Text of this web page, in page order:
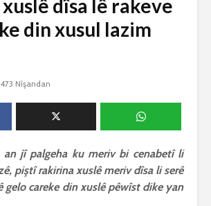
dîsa lê rakeve
din xusul lazim
Nîşandan
an jî palgeha ku meriv bi cenabetî li
piştî rakirina xuslê meriv dîsa li serê
gelo careke din xuslê pêwîst dike yan
2544 Nîşandan
Him kişandina
tendirustiya
Gelo hukmê li ser
her duyan wek hev
27 Ekim 2021
3067 Nîşandan
3030